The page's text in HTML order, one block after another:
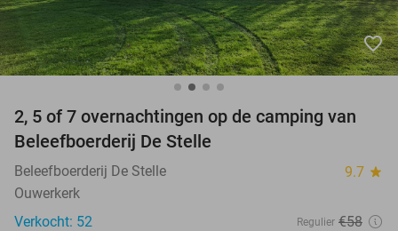
favorite_border
2, 5 of 7 overnachtingen op de camping van
Beleefboerderij De Stelle
Beleefboerderij De Stelle 9.7 star
Ouwerkerk
Verkocht: 52
Regulier €58